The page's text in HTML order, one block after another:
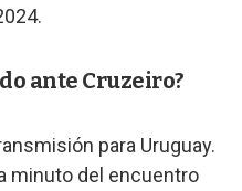
ante Cruzeiro?
para Uruguay.
minuto del encuentro